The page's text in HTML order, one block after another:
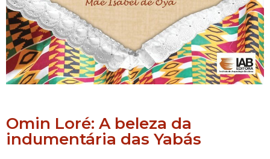
Omin Loré: A beleza da
indumentária das Yabás